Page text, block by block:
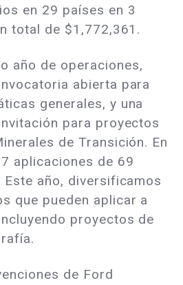
en 29 países en 3
total de $1,772,361.
año de operaciones,
abierta para
generales, y una
para proyectos
de Transición. En
aplicaciones de 69
Este año, diversificamos
que pueden aplicar a
proyectos de
de Ford